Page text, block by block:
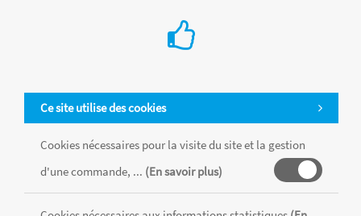
Ce site utilise des cookies
Cookies nécessaires pour la visite du site et la gestion
d'une commande, ... (En savoir plus)
Tous les produits sont vendus dans la limite des stocks disponibles de
chaque magasin, toutes taxes comprises.